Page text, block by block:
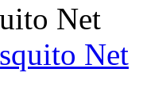
Net
Net